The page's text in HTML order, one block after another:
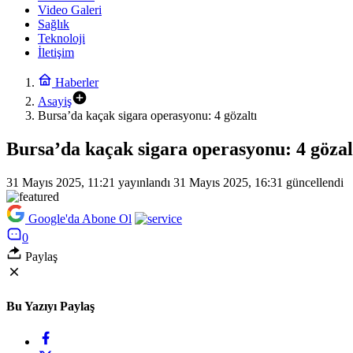
Video Galeri
Sağlık
Teknoloji
İletişim
Haberler
Asayiş
Bursa’da kaçak sigara operasyonu: 4 gözaltı
Bursa’da kaçak sigara operasyonu: 4
31 Mayıs 2025, 11:21 yayınlandı 31 Mayıs 2025, 16:31 güncellendi
Google'da Abone Ol
0
Paylaş
Bu Yazıyı Paylaş